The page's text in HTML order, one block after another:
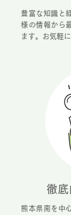
豊富な知識と
様の情報から
ます。お気軽
徹底
熊本県南を中